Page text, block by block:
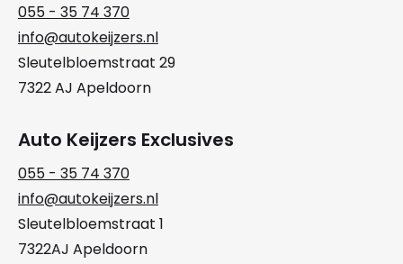
055 - 35 74 370
info@autokeijzers.nl
Sleutelbloemstraat 29
7322 AJ Apeldoorn
Auto Keijzers Exclusives
055 - 35 74 370
info@autokeijzers.nl
Sleutelbloemstraat 1
7322AJ Apeldoorn